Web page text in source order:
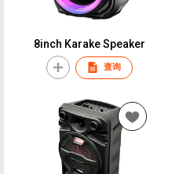
8inch Karake Speaker
查询